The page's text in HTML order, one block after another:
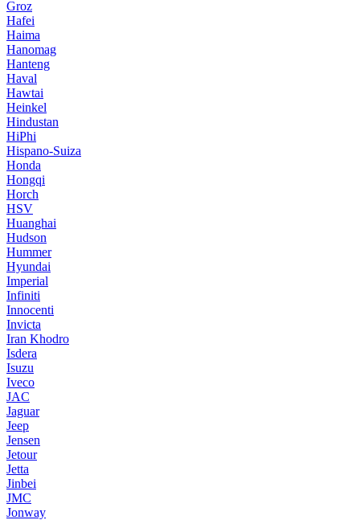
Groz
Hafei
Haima
Hanomag
Hanteng
Haval
Hawtai
Heinkel
Hindustan
HiPhi
Hispano-Suiza
Honda
Hongqi
Horch
HSV
Huanghai
Hudson
Hummer
Hyundai
Imperial
Infiniti
Innocenti
Invicta
Iran Khodro
Isdera
Isuzu
Iveco
JAC
Jaguar
Jeep
Jensen
Jetour
Jetta
Jinbei
JMC
Jonway